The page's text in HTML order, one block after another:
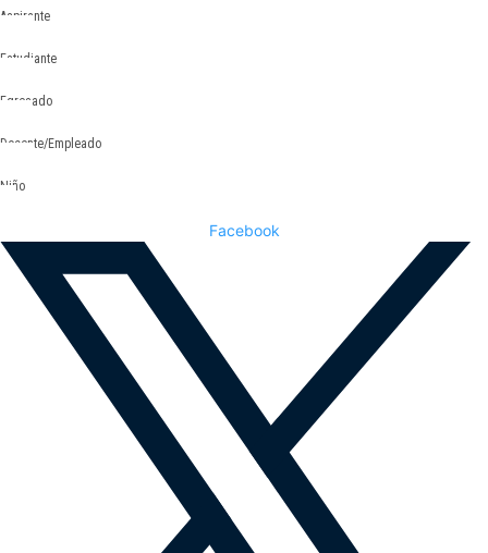
Aspirante
Estudiante
Egresado
Docente/Empleado
Niño
Facebook